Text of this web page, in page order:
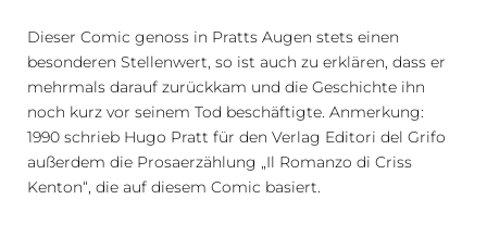
Dieser Comic genoss in Pratts Augen stets einen
besonderen Stellenwert, so ist auch zu erklären, dass er
mehrmals darauf zurückkam und die Geschichte ihn
noch kurz vor seinem Tod beschäftigte. Anmerkung:
1990 schrieb Hugo Pratt für den Verlag Editori del Grifo
außerdem die Prosaerzählung „Il Romanzo di Criss
Kenton“, die auf diesem Comic basiert.